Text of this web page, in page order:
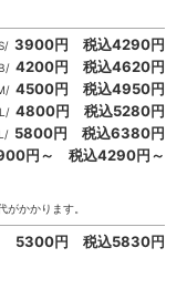
3900円 税込4290円
4200円 税込4620円
4500円 税込4950円
L/ 4800円 税込5280円
5800円 税込6380円
円～ 税込4290円～
かかります。
5300円 税込5830円